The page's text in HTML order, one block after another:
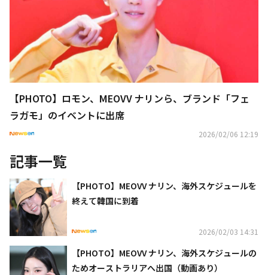
【PHOTO】ロモン、MEOVV ナリンら、ブランド「フェ
ラガモ」のイベントに出席
2026/02/06 12:19
記事一覧
【PHOTO】MEOVV ナリン、海外スケジュールを
終えて韓国に到着
2026/02/03 14:31
【PHOTO】MEOVV ナリン、海外スケジュールの
ためオーストラリアへ出国（動画あり）